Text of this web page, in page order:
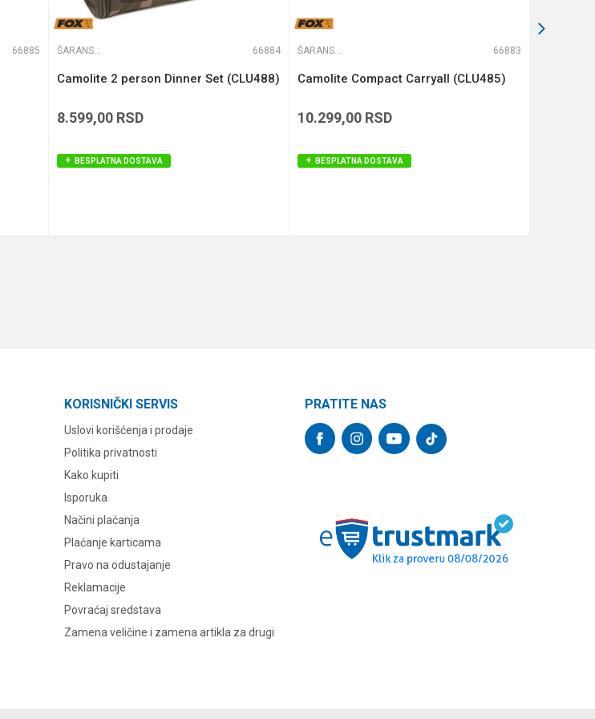
66885 ŠARANSKE TORBE 66884
Camolite 2 person Dinner Set (CLU488)
8.599,00 RSD
BESPLATNA DOSTAVA
ŠARANSKE TORBE 66883
Camolite Compact Carryall (CLU485)
10.299,00 RSD
BESPLATNA DOSTAVA
KORISNIČKI SERVIS
Uslovi korišćenja i prodaje
Politika privatnosti
Kako kupiti
Isporuka
Načini plaćanja
Plaćanje karticama
Pravo na odustajanje
Reklamacije
Povraćaj sredstava
Zamena veličine i zamena artikla za drugi
PRATITE NAS